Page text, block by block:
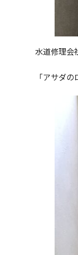
水道修理会
「アサダ